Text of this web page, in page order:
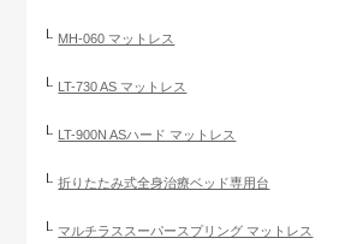
MH-060 マットレス
LT-730 AS マットレス
LT-900N ASハード マットレス
折りたたみ式全身治療ベッド専用台
マルチラススーパースプリング マットレス